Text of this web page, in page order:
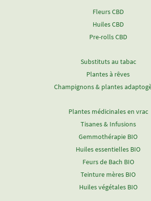
Fleurs CBD
Huiles CBD
Pre-rolls CBD
Substituts au tabac
Plantes à rêves
Champignons & plantes
Plantes médicinales en vrac
Tisanes & Infusions
Gemmothérapie BIO
Huiles essentielles BIO
Feurs de Bach BIO
Teinture mères BIO
Huiles végétales BIO